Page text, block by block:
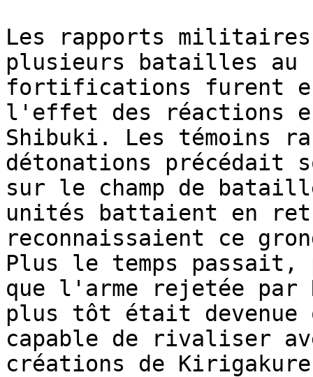
Les rapports militaires
plusieurs batailles au
fortifications furent
l'effet des réactions
Shibuki. Les témoins
détonations précédait
sur le champ de
unités battaient en
reconnaissaient ce
Plus le temps
que l'arme rejetée par
plus tôt était devenue
capable de rivaliser
créations de